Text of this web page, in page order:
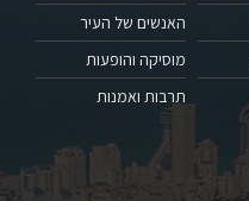
האנשים של העיר
מוסיקה והופעות
תרבות ואמנות